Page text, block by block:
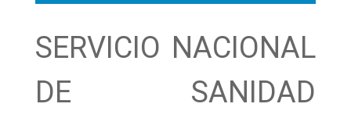
SERVICIO NACIONAL
DE SANIDAD